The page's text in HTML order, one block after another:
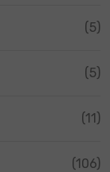
(5)
(5)
(11)
(106)